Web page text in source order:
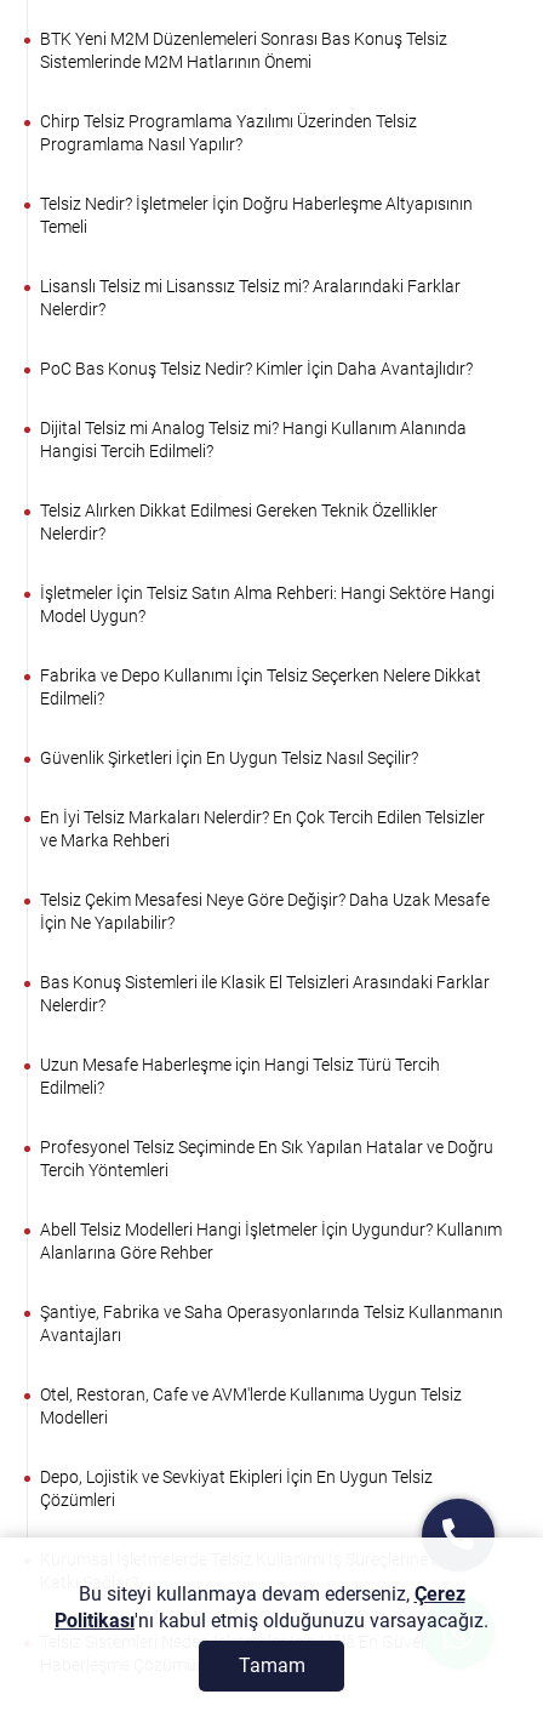
BTK Yeni M2M Düzenlemeleri Sonrası Bas Konuş Telsiz
Sistemlerinde M2M Hatlarının Önemi
Chirp Telsiz Programlama Yazılımı Üzerinden Telsiz
Programlama Nasıl Yapılır?
Telsiz Nedir? İşletmeler İçin Doğru Haberleşme Altyapısının
Temeli
Lisanslı Telsiz mi Lisanssız Telsiz mi? Aralarındaki Farklar
Nelerdir?
PoC Bas Konuş Telsiz Nedir? Kimler İçin Daha Avantajlıdır?
Dijital Telsiz mi Analog Telsiz mi? Hangi Kullanım Alanında
Hangisi Tercih Edilmeli?
Telsiz Alırken Dikkat Edilmesi Gereken Teknik Özellikler
Nelerdir?
İşletmeler İçin Telsiz Satın Alma Rehberi: Hangi Sektöre Hangi
Model Uygun?
Fabrika ve Depo Kullanımı İçin Telsiz Seçerken Nelere Dikkat
Edilmeli?
Güvenlik Şirketleri İçin En Uygun Telsiz Nasıl Seçilir?
En İyi Telsiz Markaları Nelerdir? En Çok Tercih Edilen Telsizler
ve Marka Rehberi
Telsiz Çekim Mesafesi Neye Göre Değişir? Daha Uzak Mesafe
İçin Ne Yapılabilir?
Bas Konuş Sistemleri ile Klasik El Telsizleri Arasındaki Farklar
Nelerdir?
Uzun Mesafe Haberleşme için Hangi Telsiz Türü Tercih
Edilmeli?
Profesyonel Telsiz Seçiminde En Sık Yapılan Hatalar ve Doğru
Tercih Yöntemleri
Abell Telsiz Modelleri Hangi İşletmeler İçin Uygundur? Kullanım
Alanlarına Göre Rehber
Şantiye, Fabrika ve Saha Operasyonlarında Telsiz Kullanmanın
Avantajları
Otel, Restoran, Cafe ve AVM'lerde Kullanıma Uygun Telsiz
Modelleri
Depo, Lojistik ve Sevkiyat Ekipleri İçin En Uygun Telsiz
Çözümleri
Katkı Sağlar?
Telsiz Sistemleri Neden İşletmeler İçin Hâlâ En Güvenilir
Bu siteyi kullanmaya devam ederseniz, Çerez
Politikası'nı kabul etmiş olduğunuzu varsayacağız.
Tamam